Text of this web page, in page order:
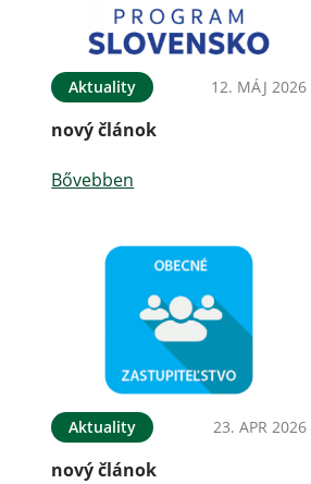
Aktuality 12. MÁJ 2026
nový článok
Bővebben
Aktuality 23. APR 2026
nový článok